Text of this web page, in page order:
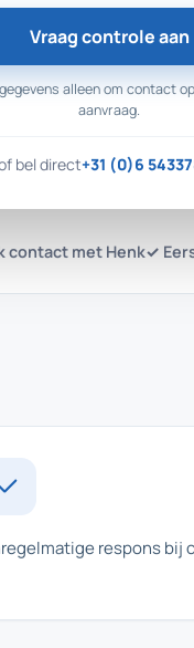
Vraag controle aan
alleen om contact
aanvraag.
bel direct+31 (0)6
contact met Henk✓
respons bij